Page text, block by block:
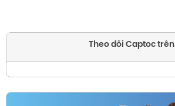
Theo dõi Captoc trên